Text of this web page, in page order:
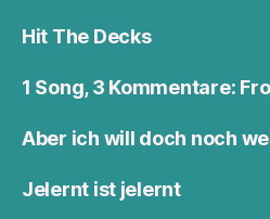
Hit The Decks
1 Song, 3 Kommentare:
Aber ich will doch noch
Jelernt ist jelernt